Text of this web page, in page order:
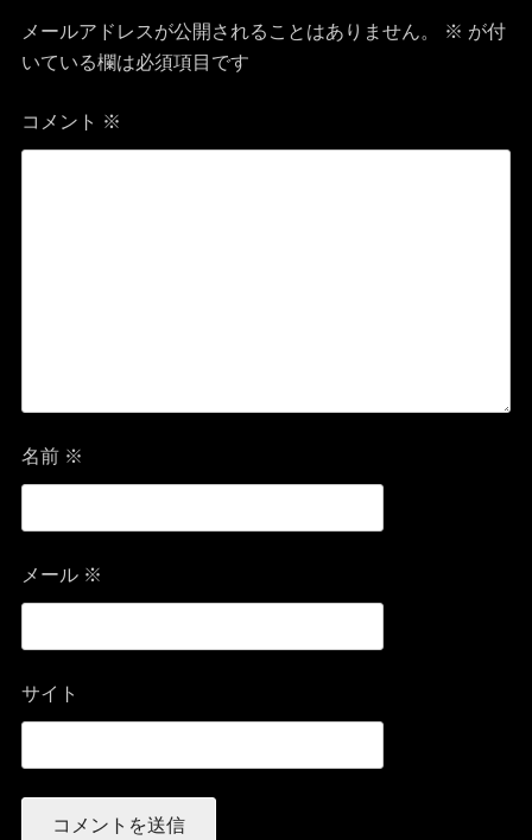
ゲ
ー
シ
メールアドレスが公開されることはありません。 ※ が付
いている欄は必須項目です
コメント ※
名前 ※
メール ※
サイト